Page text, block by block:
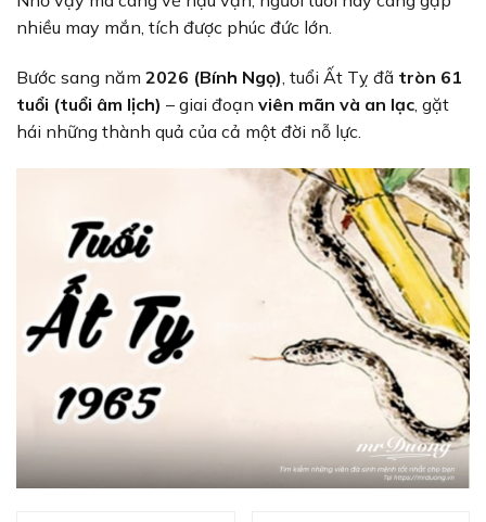
nhiều may mắn, tích được phúc đức lớn.
Bước sang năm 2026 (Bính Ngọ) , tuổi Ất Tỵ đã tròn 61
tuổi (tuổi âm lịch) – giai đoạn viên mãn và an lạc , gặt
hái những thành quả của cả một đời nỗ lực.